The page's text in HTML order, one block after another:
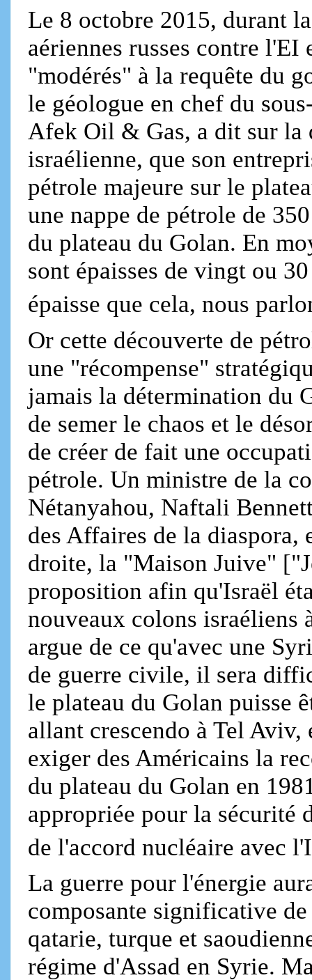
Le 8 octobre 2015, durant
aériennes russes contre
"modérés" à la requête du
le géologue en chef du
Afek Oil & Gas, a dit sur la
israélienne, que son
pétrole majeure sur le
une nappe de pétrole de
du plateau du Golan. En
sont épaisses de vingt ou
épaisse que cela, nous
Or cette découverte de
une "récompense"
jamais la détermination du
de semer le chaos et le
de créer de fait une
pétrole. Un ministre de la
Nétanyahou, Naftali
des Affaires de la
droite, la "Maison Juive"
proposition afin qu'Israël
nouveaux colons israéliens
argue de ce qu'avec une
de guerre civile, il sera
le plateau du Golan puisse
allant crescendo à Tel Aviv,
exiger des Américains la
du plateau du Golan en
appropriée pour la sécurité
de l'accord nucléaire avec
La guerre pour l'énergie
composante significative
qatarie, turque et
régime d'Assad en Syrie.